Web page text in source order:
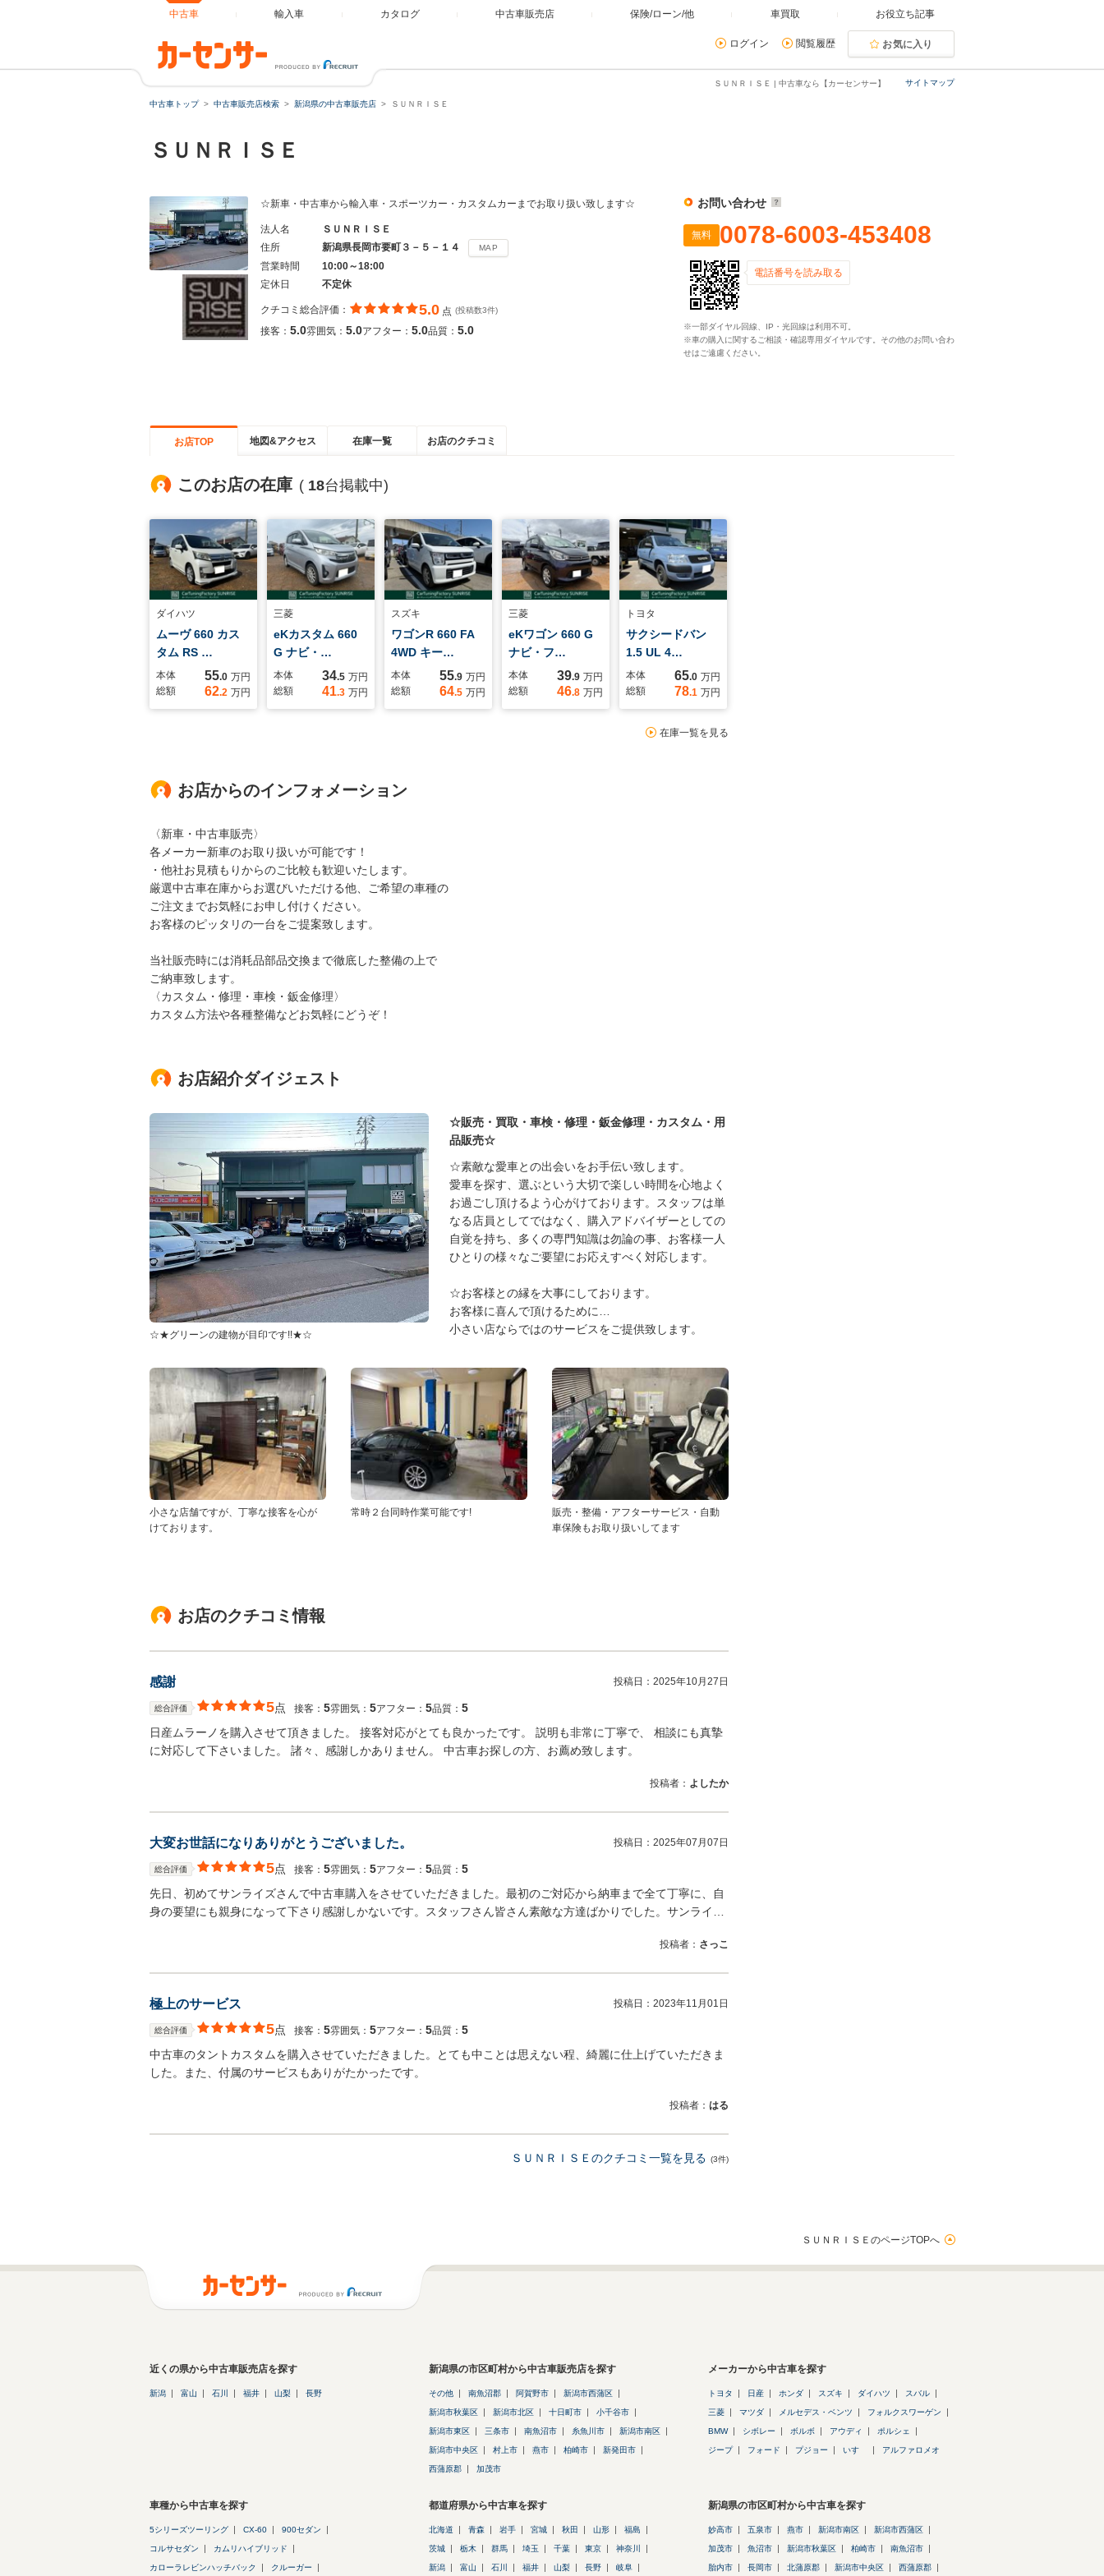
中古車 輸入車 カタログ 中古車販売店 保険/ローン/他 車買取 お役立ち記事
ログイン 閲覧履歴 お気に入り
サイトマップ
ＳＵＮＲＩＳＥ | 中古車なら【カーセンサー】
中古車トップ 中古車販売店検索 新潟県の中古車販売店 ＳＵＮＲＩＳＥ
ＳＵＮＲＩＳＥ
☆新車・中古車から輸入車・スポーツカー・カスタムカーまでお取り扱い致します☆
法人名
ＳＵＮＲＩＳＥ
住所
新潟県長岡市要町３－５－１４ MAP
営業時間
10:00～18:00
定休日
不定休
クチコミ総合評価： 5.0 点 (投稿数3件)
接客： 5.0雰囲気： 5.0アフター： 5.0品質： 5.0
お問い合わせ
無料 0078-6003-453408
電話番号を読み取る
※一部ダイヤル回線、IP・光回線は利用不可。
※車の購入に関するご相談・確認専用ダイヤルです。その他のお問い合わ
せはご遠慮ください。
お店TOP 地図&アクセス 在庫一覧 お店のクチコミ
このお店の在庫 ( 18台掲載中)
ダイハツ
ムーヴ 660 カス
タム RS …
本体 55.0 万円
総額
62.2 万円
三菱
eKカスタム 660
G ナビ・…
本体 34.5 万円
総額
41.3 万円
スズキ
ワゴンR 660 FA
4WD キー…
本体 55.9 万円
総額
64.5 万円
三菱
eKワゴン 660 G
ナビ・フ…
本体 39.9 万円
総額
46.8 万円
トヨタ
サクシードバン
1.5 UL 4…
本体 65.0 万円
総額
78.1 万円
在庫一覧を見る
お店からのインフォメーション
〈新車・中古車販売〉
各メーカー新車のお取り扱いが可能です！
・他社お見積もりからのご比較も歓迎いたします。
厳選中古車在庫からお選びいただける他、ご希望の車種の
ご注文までお気軽にお申し付けください。
お客様のピッタリの一台をご提案致します。
当社販売時には消耗品部品交換まで徹底した整備の上で
ご納車致します。
〈カスタム・修理・車検・鈑金修理〉
カスタム方法や各種整備などお気軽にどうぞ！
お店紹介ダイジェスト
☆★グリーンの建物が目印です!!★☆
☆販売・買取・車検・修理・鈑金修理・カスタム・用
品販売☆
☆素敵な愛車との出会いをお手伝い致します。
愛車を探す、選ぶという大切で楽しい時間を心地よく
お過ごし頂けるよう心がけております。スタッフは単
なる店員としてではなく、購入アドバイザーとしての
自覚を持ち、多くの専門知識は勿論の事、お客様一人
ひとりの様々なご要望にお応えすべく対応します。
☆お客様との縁を大事にしております。
お客様に喜んで頂けるために…
小さい店ならではのサービスをご提供致します。
小さな店舗ですが、丁寧な接客を心が
けております。
常時２台同時作業可能です!
販売・整備・アフターサービス・自動
車保険もお取り扱いしてます
お店のクチコミ情報
感謝 投稿日： 2025年10月27日
総合評価 5点 接客： 5雰囲気： 5アフター： 5品質： 5
日産ムラーノを購入させて頂きました。 接客対応がとても良かったです。 説明も非常に丁寧で、 相談にも真摯
に対応して下さいました。 諸々、感謝しかありません。 中古車お探しの方、お薦め致します。
投稿者： よしたか
大変お世話になりありがとうございました。 投稿日： 2025年07月07日
総合評価 5点 接客： 5雰囲気： 5アフター： 5品質： 5
先日、初めてサンライズさんで中古車購入をさせていただきました。最初のご対応から納車まで全て丁寧に、自
身の要望にも親身になって下さり感謝しかないです。スタッフさん皆さん素敵な方達ばかりでした。サンライ…
投稿者： さっこ
極上のサービス 投稿日： 2023年11月01日
総合評価 5点 接客： 5雰囲気： 5アフター： 5品質： 5
中古車のタントカスタムを購入させていただきました。とても中ことは思えない程、綺麗に仕上げていただきま
した。また、付属のサービスもありがたかったです。
投稿者： はる
ＳＵＮＲＩＳＥのクチコミ一覧を見る (3件)
ＳＵＮＲＩＳＥのページTOPへ
近くの県から中古車販売店を探す
新潟 富山 石川 福井 山梨 長野
新潟県の市区町村から中古車販売店を探す
その他 南魚沼郡 阿賀野市 新潟市西蒲区
新潟市秋葉区 新潟市北区 十日町市 小千谷市
新潟市東区 三条市 南魚沼市 糸魚川市 新潟市南区
新潟市中央区 村上市 燕市 柏崎市 新発田市
西蒲原郡 加茂市
メーカーから中古車を探す
トヨタ 日産 ホンダ スズキ ダイハツ スバル
三菱 マツダ メルセデス・ベンツ フォルクスワーゲン
BMW シボレー ボルボ アウディ ポルシェ
ジープ フォード プジョー いすゞ アルファロメオ
車種から中古車を探す
5シリーズツーリング CX-60 900セダン
コルサセダン カムリハイブリッド
カローラレビンハッチバック クルーガー
都道府県から中古車を探す
北海道 青森 岩手 宮城 秋田 山形 福島
茨城 栃木 群馬 埼玉 千葉 東京 神奈川
新潟 富山 石川 福井 山梨 長野 岐阜
新潟県の市区町村から中古車を探す
妙高市 五泉市 燕市 新潟市南区 新潟市西蒲区
加茂市 魚沼市 新潟市秋葉区 柏崎市 南魚沼市
胎内市 長岡市 北蒲原郡 新潟市中央区 西蒲原郡